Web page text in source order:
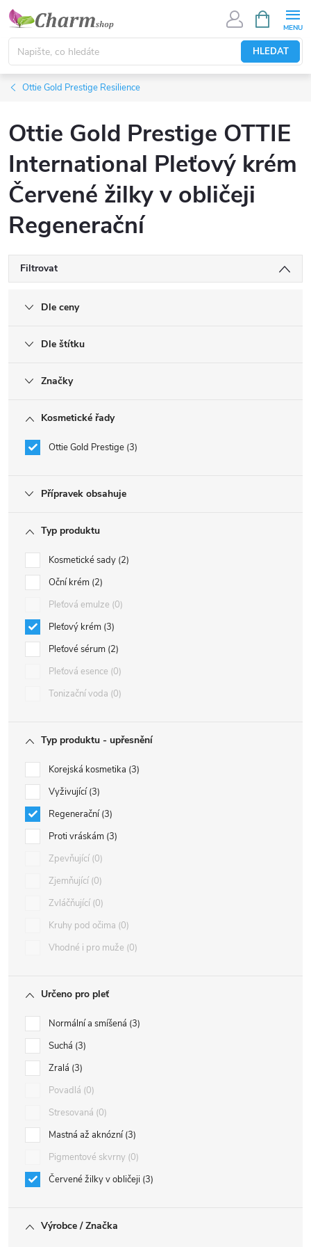
Přejít
obsah
HLEDAT
NÁKUPNÍ
KOŠÍK
Ottie Gold Prestige Resilience
Ottie Gold Prestige OTTIE
International Pleťový krém
Červené žilky v obličeji
Regenerační
Filtrovat
Dle ceny
Dle štítku
Značky
Kosmetické řady
Ottie Gold Prestige 3
Přípravek obsahuje
Typ produktu
Kosmetické sady 2
Oční krém 2
Pleťová emulze 0
Pleťový krém 3
Pleťové sérum 2
Pleťová esence 0
Tonizační voda 0
Typ produktu - upřesnění
Korejská kosmetika 3
Vyživující 3
Regenerační 3
Proti vráskám 3
Zpevňující 0
Zjemňující 0
Zvláčňující 0
Kruhy pod očima 0
Vhodné i pro muže 0
Určeno pro pleť
Normální a smíšená 3
Suchá 3
Zralá 3
Povadlá 0
Stresovaná 0
Mastná až aknózní 3
Pigmentové skvrny 0
Červené žilky v obličeji 3
Výrobce / Značka